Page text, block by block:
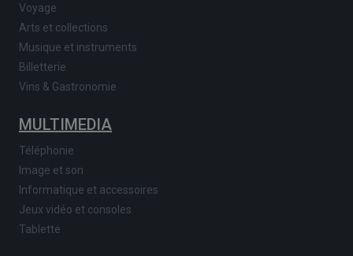
Voyage
Arts et collections
Musique et instruments
Billetterie
Vins & Gastronomie
MULTIMEDIA
Téléphonie
Image et son
Informatique et accessoires
Jeux vidéo et consoles
Tablette